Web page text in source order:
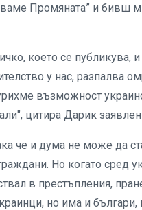
Промяната” и бивш
което се
у нас, разпалва
възможност
цитира Дарик
че и дума не може да
Но когато сред
в престъпления,
но има и